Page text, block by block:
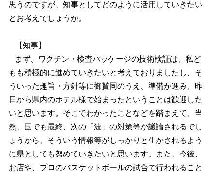
思うのですが、知事としてどのように活用していきたい
とお考えでしょうか。
【知事】
まず、ワクチン・検査パッケージの技術検証は、私ど
もも積極的に進めていきたいと考えておりましたし、そ
ういった趣旨・方針等に御賛同のうえ、準備が進み、昨
日から県内のホテル様で始まったということは歓迎した
いと思います。そこでわかったことなどを踏まえて、当
然、国でも最終、次の「波」の対策等が議論されるでし
ょうから、そういう情報等がしっかりと生かされるよう
に県としても努めていきたいと思います。また、今後、
お店や、プロのバスケットボールの試合で行われること